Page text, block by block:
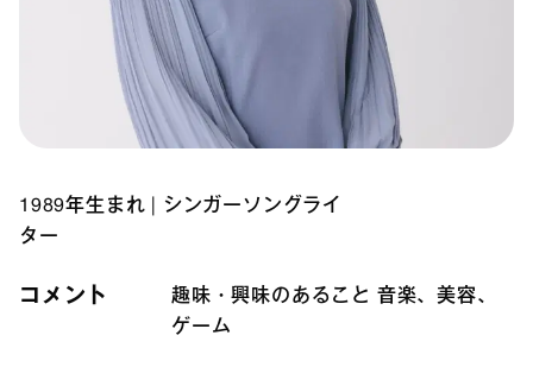
1989年生まれ
シンガーソングライ
ター
コメント
趣味・興味のあること 音楽、美容、
ゲーム